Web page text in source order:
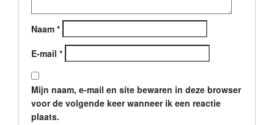
Naam *
E-mail *
Mijn naam, e-mail en site bewaren in deze browser
voor de volgende keer wanneer ik een reactie
plaats.